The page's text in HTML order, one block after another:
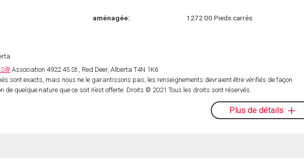
aménagée: 1272.00 Pieds carrés
Association 4922 45 St., Red Deer, Alberta T4N 1K6
sont exacts, mais nous ne le garantissons pas; les renseignements devraient être vérifiés de façon
quelque nature que ce soit n’est offerte. Droits © 2021 Tous les droits sont réservés.
Plus de détails